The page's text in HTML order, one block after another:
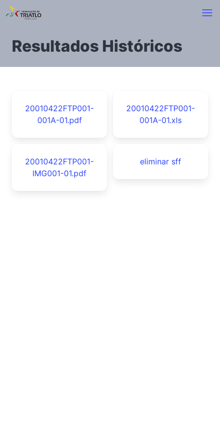
Resultados Históricos
20010422FTP001-
001A-01.pdf
20010422FTP001-
001A-01.xls
20010422FTP001-
IMG001-01.pdf
eliminar sff